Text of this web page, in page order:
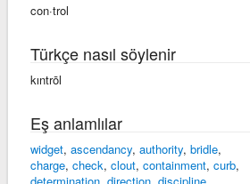
con·trol
Türkçe nasıl söylenir
kıntrōl
Eş anlamlılar
widget, ascendancy, authority, bridle,
charge, check, clout, containment, curb,
determination, direction, discipline,